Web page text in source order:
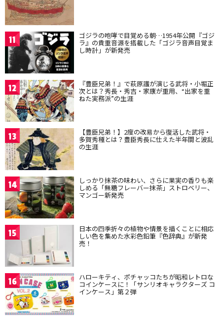
11 ゴジラの咆哮で目覚める朝…1954年公開『ゴジ
ラ』の貴重音源を搭載した「ゴジラ音声目覚ま
し時計」が新発売
12 『豊臣兄弟！』で萩原護が演じる武将・小堀正
次とは？秀長・秀吉・家康が重用、“出家を重
ねた実務派”の生涯
13 【豊臣兄弟！】2度の改易から復活した武将・
多賀秀種とは？豊臣秀長に仕えた半年間と波乱
の生涯
14 しっかり抹茶の味わい、さらに果実の香りも楽
しめる「無糖フレーバー抹茶」ストロベリー、
マンゴー新発売
15 日本の四季折々の植物や情景を描くことに相応
しい色を集めた水彩色鉛筆『色辞典』が新発
売！
16 ハローキティ、ポチャッコたちが昭和レトロな
コインケースに！「サンリオキャラクターズ コ
インケース」第２弾